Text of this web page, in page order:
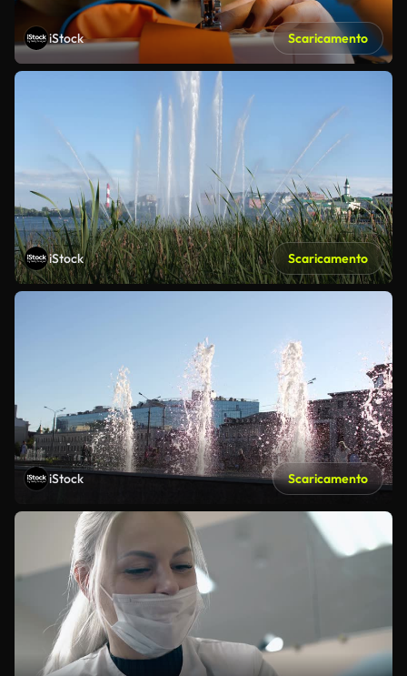
iStock Scaricamento
iStock Scaricamento
iStock Scaricamento